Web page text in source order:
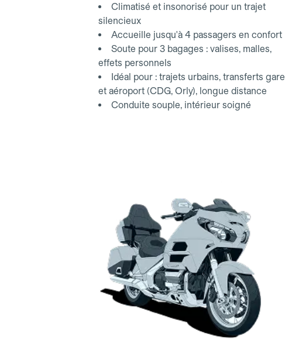
Climatisé et insonorisé pour un trajet
silencieux
Accueille jusqu'à 4 passagers en confort
Soute pour 3 bagages : valises, malles,
effets personnels
Idéal pour : trajets urbains, transferts gare
et aéroport (CDG, Orly), longue distance
Conduite souple, intérieur soigné